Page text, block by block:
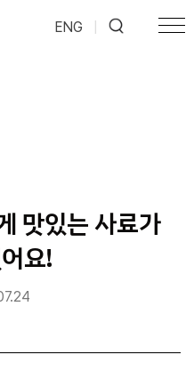
ENG
맛있는 사료가
요!